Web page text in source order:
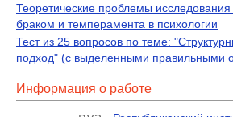
Теоретические проблемы исследования
браком и темперамента в психологии
Тест из 25 вопросов по теме:
подход" (с выделенными правильными
Информация о работе